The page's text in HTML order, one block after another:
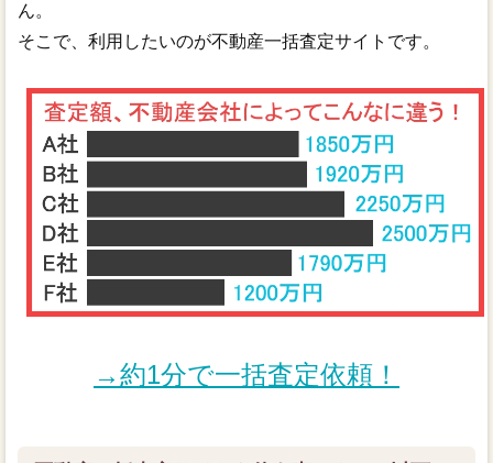
ん。
そこで、利用したいのが不動産一括査定サイトです。
→約1分で一括査定依頼！